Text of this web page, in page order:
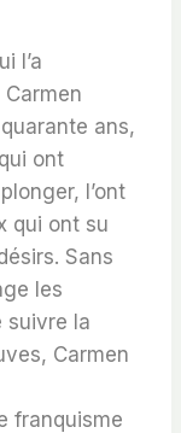
l’a
ans,
ont
l’ont
qui ont su
Sans
les
suivre la
Carmen
franquisme